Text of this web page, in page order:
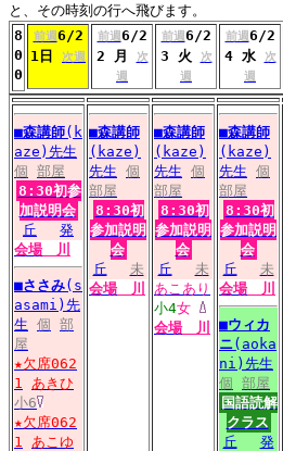
と、その時刻の行へ飛びます。
8
0
0
前週6/2
1日 次週
前週6/2
2 月
次
週
前週6/2
3 火
次
週
前週6/2
4 水
次
週
■森講師(k
aze)先生
個 部屋
8:30初参
加説明会
丘
発
会場川
■ささみ(s
asami)先
生 個 部
屋
★欠席062
1
あきひ
小6
★欠席062
1
あこゆ
■森講師
(kaze)
先生 個
部屋
8:30初
参加説明
会
丘
未
会場川
■森講師
(kaze)
先生 個
部屋
8:30初
参加説明
会
丘
未
あこあり
小4女
会場川
■森講師
(kaze)
先生 個
部屋
8:30初
参加説明
会
丘
未
会場川
■ウィカ
ニ(aoka
ni)先生
個 部屋
国語読解
クラス
丘
発